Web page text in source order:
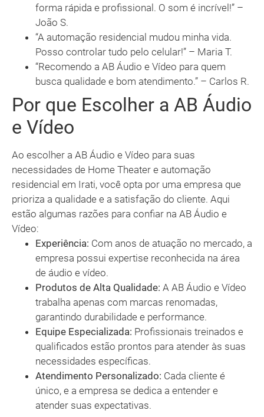
forma rápida e profissional. O som é incrível!” –
João S.
“A automação residencial mudou minha vida.
Posso controlar tudo pelo celular!” – Maria T.
“Recomendo a AB Áudio e Vídeo para quem
busca qualidade e bom atendimento.” – Carlos R.
Por que Escolher a AB Áudio
e Vídeo
Ao escolher a AB Áudio e Vídeo para suas
necessidades de Home Theater e automação
residencial em Irati, você opta por uma empresa que
prioriza a qualidade e a satisfação do cliente. Aqui
estão algumas razões para confiar na AB Áudio e
Vídeo:
Experiência: Com anos de atuação no mercado, a
empresa possui expertise reconhecida na área
de áudio e vídeo.
Produtos de Alta Qualidade: A AB Áudio e Vídeo
trabalha apenas com marcas renomadas,
garantindo durabilidade e performance.
Equipe Especializada: Profissionais treinados e
qualificados estão prontos para atender às suas
necessidades específicas.
Atendimento Personalizado: Cada cliente é
único, e a empresa se dedica a entender e
atender suas expectativas.